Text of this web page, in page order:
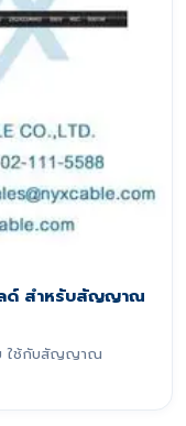
ด์ สำหรับสัญญาณ
บ ใช้กับสัญญาณ